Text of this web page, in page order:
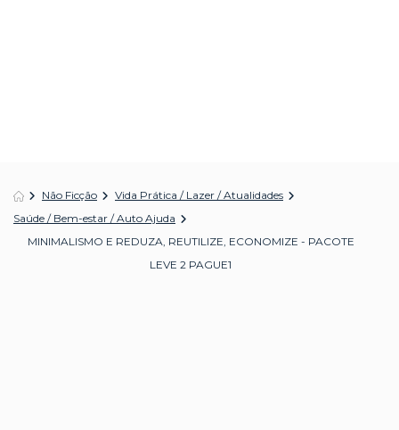
Não Ficção
Vida Prática / Lazer / Atualidades
Saúde / Bem-estar / Auto Ajuda
MINIMALISMO E REDUZA, REUTILIZE, ECONOMIZE - PACOTE
LEVE 2 PAGUE1